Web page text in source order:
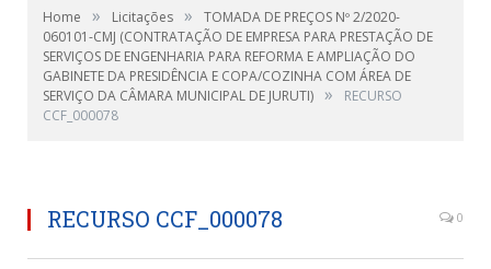
Home » Licitações »
TOMADA DE PREÇOS Nº 2/2020-
060101-CMJ (CONTRATAÇÃO DE EMPRESA PARA PRESTAÇÃO DE
SERVIÇOS DE ENGENHARIA PARA REFORMA E AMPLIAÇÃO DO
GABINETE DA PRESIDÊNCIA E COPA/COZINHA COM ÁREA DE
SERVIÇO DA CÂMARA MUNICIPAL DE JURUTI) »
RECURSO
CCF_000078
RECURSO CCF_000078 0